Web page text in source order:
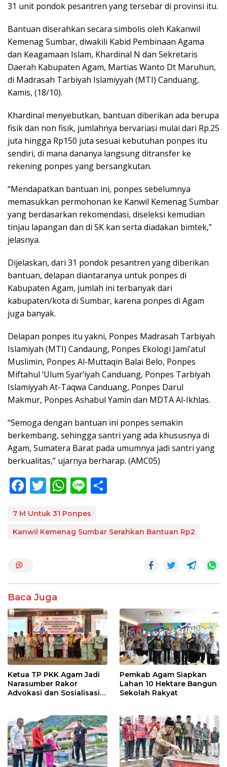
31 unit pondok pesantren yang tersebar di provinsi itu.
Bantuan diserahkan secara simbolis oleh Kakanwil
Kemenag Sumbar, diwakili Kabid Pembinaan Agama
dan Keagamaan Islam, Khardinal N dan Sekretaris
Daerah Kabupaten Agam, Martias Wanto Dt Maruhun,
di Madrasah Tarbiyah Islamiyyah (MTI) Canduang,
Kamis, (18/10).
Khardinal menyebutkan, bantuan diberikan ada berupa
fisik dan non fisik, jumlahnya bervariasi mulai dari Rp.25
juta hingga Rp150 juta sesuai kebutuhan ponpes itu
sendiri, di mana dananya langsung ditransfer ke
rekening ponpes yang bersangkutan.
“Mendapatkan bantuan ini, ponpes sebelumnya
memasukkan permohonan ke Kanwil Kemenag Sumbar
yang berdasarkan rekomendasi, diseleksi kemudian
tinjau lapangan dan di SK kan serta diadakan bimtek,”
jelasnya.
Dijelaskan, dari 31 pondok pesantren yang diberikan
bantuan, delapan diantaranya untuk ponpes di
Kabupaten Agam, jumlah ini terbanyak dari
kabupaten/kota di Sumbar, karena ponpes di Agam
juga banyak.
Delapan ponpes itu yakni, Ponpes Madrasah Tarbiyah
Islamiyah (MTI) Candaung, Ponpes Ekologi Jami’atul
Muslimin, Ponpes Al-Muttaqin Balai Belo, Ponpes
Miftahul ‘Ulum Syar’iyah Canduang, Ponpes Tarbiyah
Islamiyyah At-Taqwa Canduang, Ponpes Darul
Makmur, Ponpes Ashabul Yamin dan MDTA Al-Ikhlas.
“Semoga dengan bantuan ini ponpes semakin
berkembang, sehingga santri yang ada khususnya di
Agam, Sumatera Barat pada umumnya jadi santri yang
berkualitas,” ujarnya berharap. (AMC05)
F
e
b
k
T
itt
er
W
at
s
p
Li
e
e
7 M Untuk 31 Ponpes
Kanwil Kemenag Sumbar Serahkan Bantuan Rp2
Baca Juga
Ketua TP PKK Agam Jadi
Narasumber Rakor
Advokasi dan Sosialisasi
Pemkab Agam Siapkan
Lahan 10 Hektare Bangun
Sekolah Rakyat